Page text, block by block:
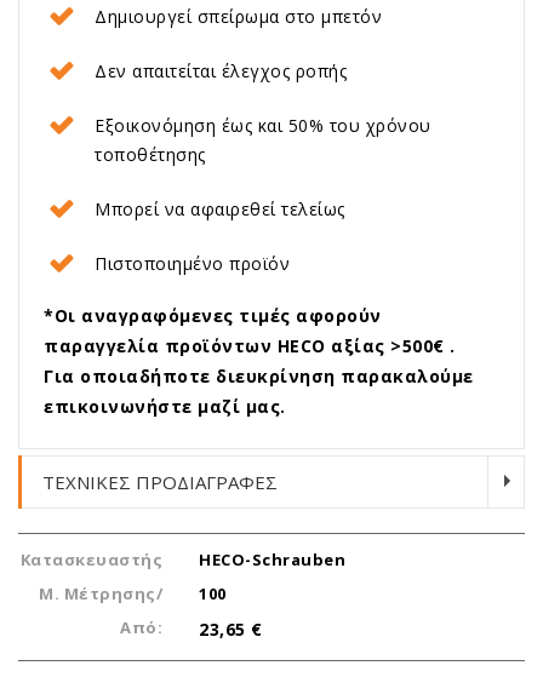
Δημιουργεί σπείρωμα στο μπετόν
Δεν απαιτείται έλεγχος ροπής
Εξοικονόμηση έως και 50% του χρόνου
τοποθέτησης
Μπορεί να αφαιρεθεί τελείως
Πιστοποιημένο προϊόν
*Οι αναγραφόμενες τιμές αφορούν
παραγγελία προϊόντων HECO αξίας >500€ .
Για οποιαδήποτε διευκρίνηση παρακαλούμε
επικοινωνήστε μαζί μας.
ΤΕΧΝΙΚΕΣ ΠΡΟΔΙΑΓΡΑΦΕΣ
Κατασκευαστής
HECO-Schrauben
Μ. Μέτρησης/
100
Από:
23,65 €